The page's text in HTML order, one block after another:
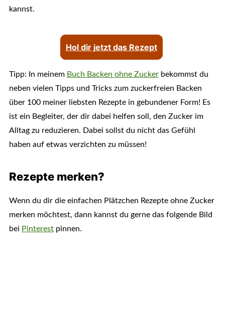
kannst.
Hol dir jetzt das Rezept
Tipp: In meinem Buch Backen ohne Zuckerbekommst du
neben vielen Tipps und Tricks zum zuckerfreien Backen
über 100 meiner liebsten Rezepte in gebundener Form! Es
ist ein Begleiter, der dir dabei helfen soll, den Zucker im
Alltag zu reduzieren. Dabei sollst du nicht das Gefühl
haben auf etwas verzichten zu müssen!
Rezepte merken?
Wenn du dir die einfachen Plätzchen Rezepte ohne Zucker
merken möchtest, dann kannst du gerne das folgende Bild
bei Pinterestpinnen.